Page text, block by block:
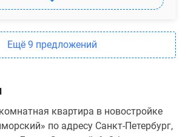
Ещё 9 предложений
квартира в новостройке
по адресу Санкт-Петербург,